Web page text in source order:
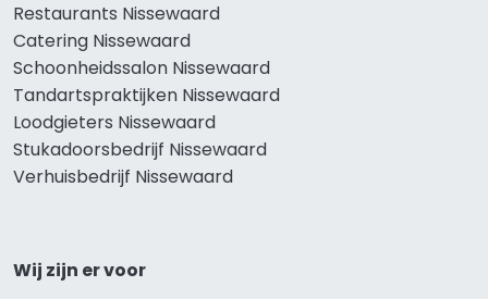
Restaurants Nissewaard
Catering Nissewaard
Schoonheidssalon Nissewaard
Tandartspraktijken Nissewaard
Loodgieters Nissewaard
Stukadoorsbedrijf Nissewaard
Verhuisbedrijf Nissewaard
Wij zijn er voor